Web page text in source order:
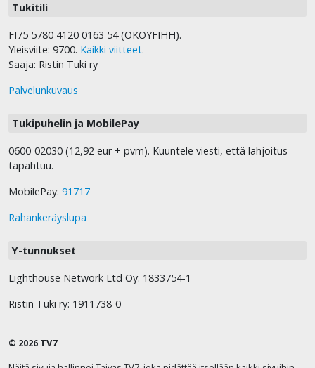
Tukitili
FI75 5780 4120 0163 54 (OKOYFIHH).
Yleisviite: 9700. Kaikki viitteet.
Saaja: Ristin Tuki ry
Palvelunkuvaus
Tukipuhelin ja MobilePay
0600-02030 (12,92 eur + pvm). Kuuntele viesti, että lahjoitus
tapahtuu.
MobilePay: 91717
Rahankeräyslupa
Y-tunnukset
Lighthouse Network Ltd Oy: 1833754-1
Ristin Tuki ry: 1911738-0
© 2026 TV7